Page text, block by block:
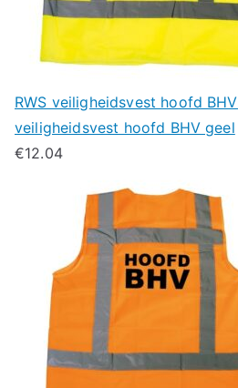
RWS veiligheidsvest hoofd
veiligheidsvest hoofd BHV geel
€12.04